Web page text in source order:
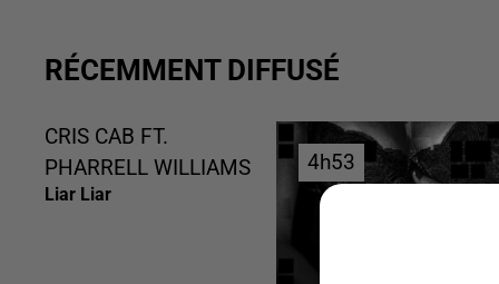
RÉCEMMENT DIFFUSÉ
CRIS CAB FT.
PHARRELL WILLIAMS
Liar Liar
4h53
4h53